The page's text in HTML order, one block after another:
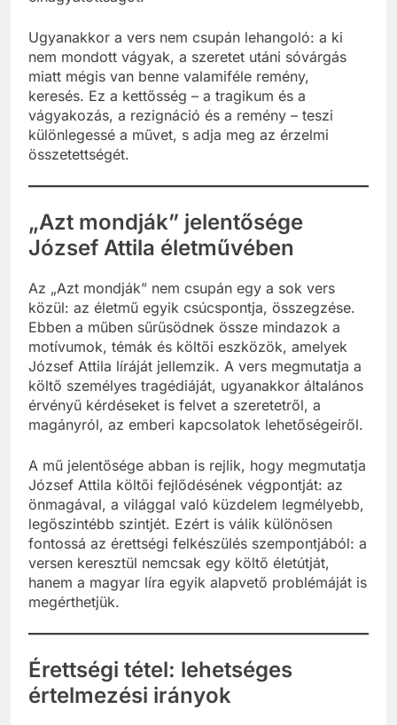
Ugyanakkor a vers nem csupán lehangoló: a ki
nem mondott vágyak, a szeretet utáni sóvárgás
miatt mégis van benne valamiféle remény,
keresés. Ez a kettősség – a tragikum és a
vágyakozás, a rezignáció és a remény – teszi
különlegessé a művet, s adja meg az érzelmi
összetettségét.
„Azt mondják” jelentősége
József Attila életművében
Az „Azt mondják” nem csupán egy a sok vers
közül: az életmű egyik csúcspontja, összegzése.
Ebben a műben sűrűsödnek össze mindazok a
motívumok, témák és költői eszközök, amelyek
József Attila líráját jellemzik. A vers megmutatja a
költő személyes tragédiáját, ugyanakkor általános
érvényű kérdéseket is felvet a szeretetről, a
magányról, az emberi kapcsolatok lehetőségeiről.
A mű jelentősége abban is rejlik, hogy megmutatja
József Attila költői fejlődésének végpontját: az
önmagával, a világgal való küzdelem legmélyebb,
legőszintébb szintjét. Ezért is válik különösen
fontossá az érettségi felkészülés szempontjából: a
versen keresztül nemcsak egy költő életútját,
hanem a magyar líra egyik alapvető problémáját is
megérthetjük.
Érettségi tétel: lehetséges
értelmezési irányok